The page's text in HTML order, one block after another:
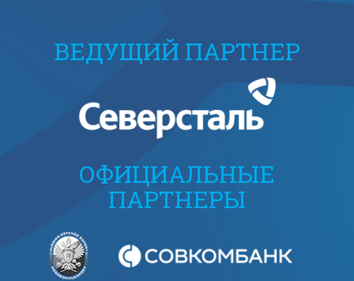
ВЕДУЩИЙ ПАРТНЕР
ОФИЦИАЛЬНЫЕ
ПАРТНЕРЫ